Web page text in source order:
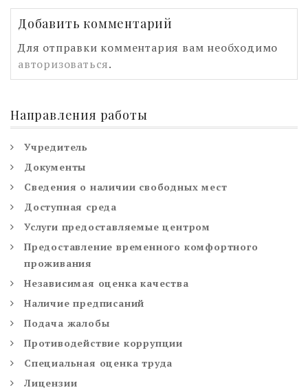
Добавить комментарий
Для отправки комментария вам необходимо
авторизоваться.
Направления работы
Учредитель
Документы
Сведения о наличии свободных мест
Доступная среда
Услуги предоставляемые центром
Предоставление временного комфортного
проживания
Независимая оценка качества
Наличие предписаний
Подача жалобы
Противодействие коррупции
Специальная оценка труда
Лицензии